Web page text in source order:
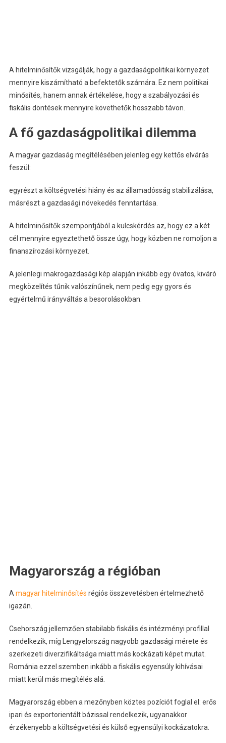
A hitelminősítők vizsgálják, hogy a gazdaságpolitikai környezet
mennyire kiszámítható a befektetők számára. Ez nem politikai
minősítés, hanem annak értékelése, hogy a szabályozási és
fiskális döntések mennyire követhetők hosszabb távon.
A fő gazdaságpolitikai dilemma
A magyar gazdaság megítélésében jelenleg egy kettős elvárás
feszül:
egyrészt a költségvetési hiány és az államadósság stabilizálása,
másrészt a gazdasági növekedés fenntartása.
A hitelminősítők szempontjából a kulcskérdés az, hogy ez a két
cél mennyire egyeztethető össze úgy, hogy közben ne romoljon a
finanszírozási környezet.
A jelenlegi makrogazdasági kép alapján inkább egy óvatos, kiváró
megközelítés tűnik valószínűnek, nem pedig egy gyors és
egyértelmű irányváltás a besorolásokban.
Magyarország a régióban
A magyar hitelminősítés régiós összevetésben értelmezhető
igazán.
Csehország jellemzően stabilabb fiskális és intézményi profillal
rendelkezik, míg Lengyelország nagyobb gazdasági mérete és
szerkezeti diverzifikáltsága miatt más kockázati képet mutat.
Románia ezzel szemben inkább a fiskális egyensúly kihívásai
miatt kerül más megítélés alá.
Magyarország ebben a mezőnyben köztes pozíciót foglal el: erős
ipari és exportorientált bázissal rendelkezik, ugyanakkor
érzékenyebb a költségvetési és külső egyensúlyi kockázatokra.